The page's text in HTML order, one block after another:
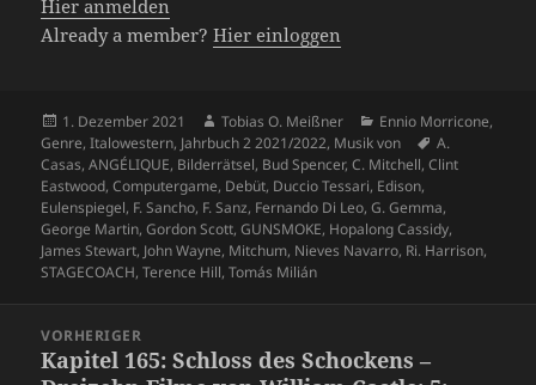
Hier anmelden
Already a member?Hier einloggen
Veröffentlicht
am
1. Dezember 2021 Autor
Tobias O. Meißner Kategorien
Ennio Morricone,
Genre,Italowestern, Jahrbuch 2 2021/2022, Musik von Schlagwörter
A.
Casas,ANGÉLIQUE, Bilderrätsel, Bud Spencer,C. Mitchell,Clint
Eastwood,Computergame, Debüt, Duccio Tessari, Edison,
Eulenspiegel, F. Sancho, F. Sanz, Fernando Di Leo,G. Gemma,
George Martin,Gordon Scott,GUNSMOKE, Hopalong Cassidy,
James Stewart, John Wayne, Mitchum, Nieves Navarro, Ri. Harrison,
STAGECOACH,Terence Hill,Tomás Milián
VORHERIGER
Vorheriger
Kapitel 165: Schloss des Schockens –